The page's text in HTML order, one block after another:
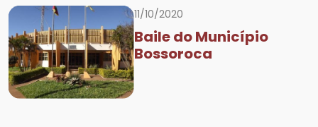
11/10/2020
Baile do Município
Bossoroca